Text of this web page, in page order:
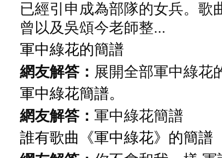
已經引申成為部隊的女兵。歌
曾以及吳頌今老師整...
軍中綠花的簡譜
網友解答： 展開全部軍中綠花
軍中綠花簡譜。
網友解答： 軍中綠花簡譜
誰有歌曲《軍中綠花》的簡譜